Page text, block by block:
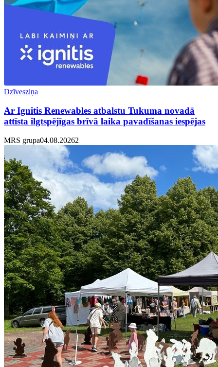
Dzīvesziņa
Ar Ignitis Renewables atbalstu Tukuma novadā
attīsta ilgtspējīgas brīvā laika pavadīšanas iespējas
MRS grupa04.08.20262